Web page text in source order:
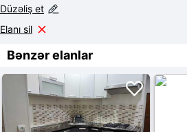
Düzəliş et
Elanı sil
Bənzər elanlar